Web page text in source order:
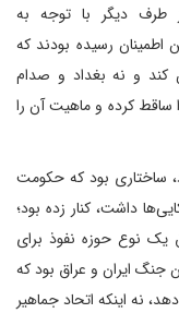
طرف دیگر با توجه به
رسیده بودند که
کند و نه بغداد و صدام
کرده و ماهیت آن را
ساختاری بود که حکومت
داشت، کنار زده بود؛
یک نوع حوزه نفوذ برای
ایران و عراق بود که
نه اینکه اتحاد جماهیر